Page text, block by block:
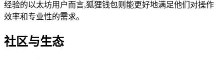
经验的以太坊用户而言,狐狸钱包则能更好地满足他们对操作
效率和专业性的需求。
社区与生态